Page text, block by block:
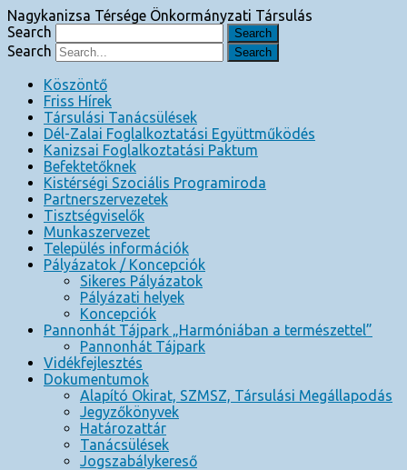
Nagykanizsa Térsége Önkormányzati Társulás
Search
Search
Köszöntő
Friss Hírek
Társulási Tanácsülések
Dél-Zalai Foglalkoztatási Együttműködés
Kanizsai Foglalkoztatási Paktum
Befektetőknek
Kistérségi Szociális Programiroda
Partnerszervezetek
Tisztségviselők
Munkaszervezet
Település információk
Pályázatok / Koncepciók
Sikeres Pályázatok
Pályázati helyek
Koncepciók
Pannonhát Tájpark „Harmóniában a természettel”
Pannonhát Tájpark
Vidékfejlesztés
Dokumentumok
Alapító Okirat, SZMSZ, Társulási Megállapodás
Jegyzőkönyvek
Határozattár
Tanácsülések
Jogszabálykereső